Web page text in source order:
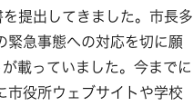
提出してきました。市長多
緊急事態への対応を切に願
載っていました。今までに
市役所ウェブサイトや学校